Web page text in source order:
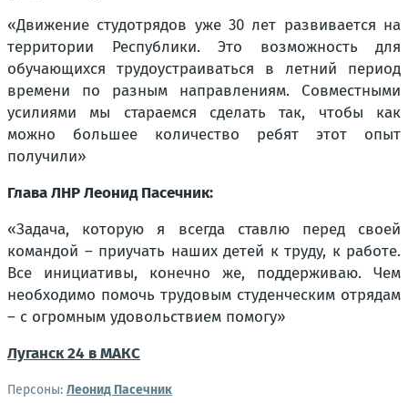
«Движение студотрядов уже 30 лет развивается на
территории Республики. Это возможность для
обучающихся трудоустраиваться в летний период
времени по разным направлениям. Совместными
усилиями мы стараемся сделать так, чтобы как
можно большее количество ребят этот опыт
получили»
Глава ЛНР Леонид Пасечник:
«Задача, которую я всегда ставлю перед своей
командой – приучать наших детей к труду, к работе.
Все инициативы, конечно же, поддерживаю. Чем
необходимо помочь трудовым студенческим отрядам
– с огромным удовольствием помогу»
Луганск 24 в МАКС
Персоны: Леонид Пасечник